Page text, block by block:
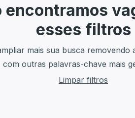
encontramos
esses filtros
mais sua busca removendo
com outras palavras-chave mais
Limpar filtros